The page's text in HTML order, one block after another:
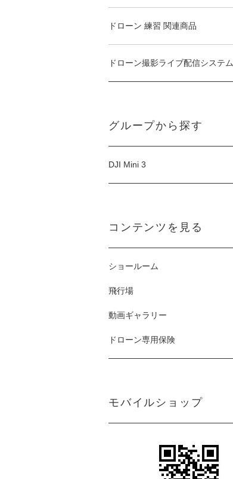
ドローン 練習 関連商品
ドローン撮影ライブ配信システム
グループから探す
DJI Mini 3
コンテンツを見る
ショールーム
飛行場
動画ギャラリー
ドローン専用保険
モバイルショップ